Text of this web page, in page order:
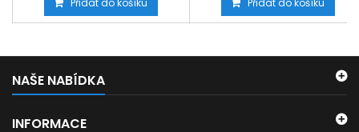
Přidat do košíku Přidat do košíku
NAŠE NABÍDKA
INFORMACE